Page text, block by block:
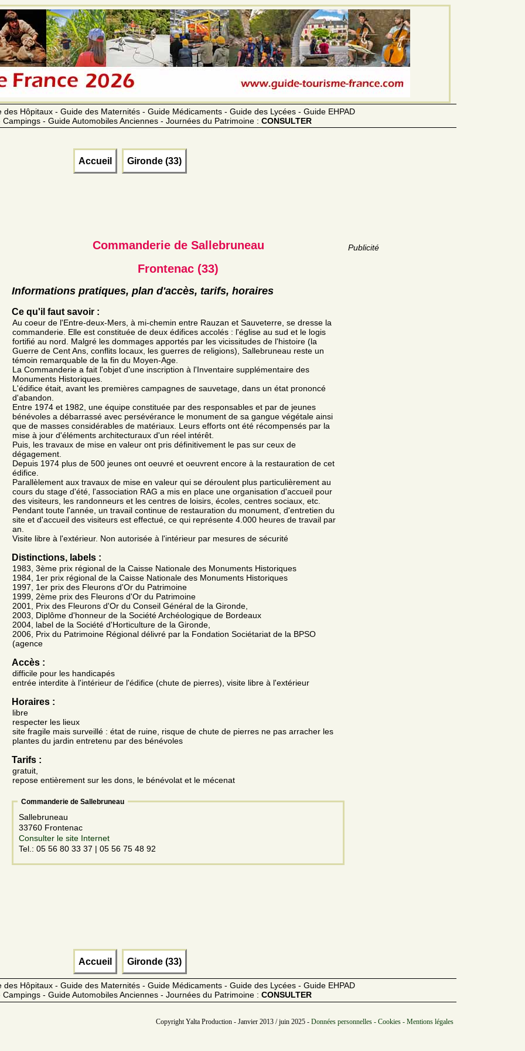
Hôpitaux - Guide des Maternités - Guide Médicaments - Guide des Lycées - Guide EHPAD
- Guide Automobiles Anciennes - Journées du Patrimoine : CONSULTER
Accueil Gironde (33)
Publicité
Commanderie de Sallebruneau
Frontenac (33)
Informations pratiques, plan d'accès, tarifs, horaires
Ce qu'il faut savoir :
Au coeur de l'Entre-deux-Mers, à mi-chemin entre Rauzan et Sauveterre, se dresse la
commanderie. Elle est constituée de deux édifices accolés : l'église au sud et le logis
fortifié au nord. Malgré les dommages apportés par les vicissitudes de l'histoire (la
Guerre de Cent Ans, conflits locaux, les guerres de religions), Sallebruneau reste un
témoin remarquable de la fin du Moyen-Age.
La Commanderie a fait l'objet d'une inscription à l'Inventaire supplémentaire des
Monuments Historiques.
L'édifice était, avant les premières campagnes de sauvetage, dans un état prononcé
d'abandon.
Entre 1974 et 1982, une équipe constituée par des responsables et par de jeunes
bénévoles a débarrassé avec persévérance le monument de sa gangue végétale ainsi
que de masses considérables de matériaux. Leurs efforts ont été récompensés par la
mise à jour d'éléments architecturaux d'un réel intérêt.
Puis, les travaux de mise en valeur ont pris définitivement le pas sur ceux de
dégagement.
Depuis 1974 plus de 500 jeunes ont oeuvré et oeuvrent encore à la restauration de cet
édifice.
Parallèlement aux travaux de mise en valeur qui se déroulent plus particulièrement au
cours du stage d'été, l'association RAG a mis en place une organisation d'accueil pour
des visiteurs, les randonneurs et les centres de loisirs, écoles, centres sociaux, etc.
Pendant toute l'année, un travail continue de restauration du monument, d'entretien du
site et d'accueil des visiteurs est effectué, ce qui représente 4.000 heures de travail par
an.
Visite libre à l'extérieur. Non autorisée à l'intérieur par mesures de sécurité
Distinctions, labels :
1983, 3ème prix régional de la Caisse Nationale des Monuments Historiques
1984, 1er prix régional de la Caisse Nationale des Monuments Historiques
1997, 1er prix des Fleurons d'Or du Patrimoine
1999, 2ème prix des Fleurons d'Or du Patrimoine
2001, Prix des Fleurons d'Or du Conseil Général de la Gironde,
2003, Diplôme d'honneur de la Société Archéologique de Bordeaux
2004, label de la Société d'Horticulture de la Gironde,
2006, Prix du Patrimoine Régional délivré par la Fondation Sociétariat de la BPSO
(agence
Accès :
difficile pour les handicapés
entrée interdite à l'intérieur de l'édifice (chute de pierres), visite libre à l'extérieur
Horaires :
libre
respecter les lieux
site fragile mais surveillé : état de ruine, risque de chute de pierres ne pas arracher les
plantes du jardin entretenu par des bénévoles
Tarifs :
gratuit,
repose entièrement sur les dons, le bénévolat et le mécenat
Commanderie de Sallebruneau
Sallebruneau
33760 Frontenac
Consulter le site Internet
Tel.: 05 56 80 33 37 | 05 56 75 48 92
Accueil Gironde (33)
Hôpitaux - Guide des Maternités - Guide Médicaments - Guide des Lycées - Guide EHPAD
- Guide Automobiles Anciennes - Journées du Patrimoine : CONSULTER
Copyright Yalta Production - Janvier 2013 / juin 2025 - Données personnelles - Cookies - Mentions légales